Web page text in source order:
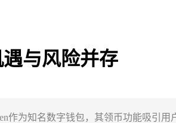
与风险并存
作为知名数字钱包，其领币功能吸引